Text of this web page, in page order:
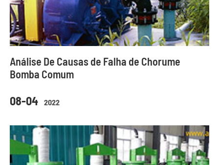
08-04 2022
Análise De Causas de Falha de Chorume
Bomba Comum